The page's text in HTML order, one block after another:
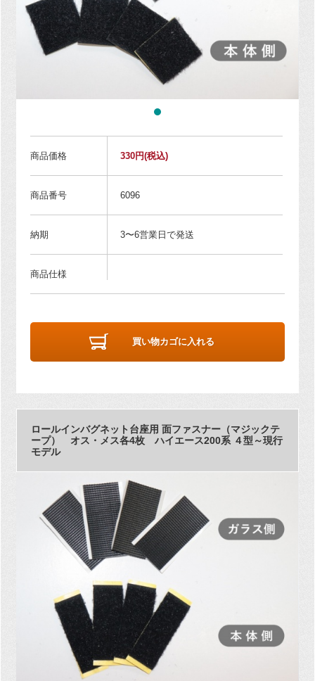
商品価格 330円(税込)
商品番号 6096
納期 3〜6営業日で発送
商品仕様
買い物カゴに入れる
ロールインバグネット台座用 面ファスナー（マジックテ
ープ） オス・メス各4枚 ハイエース200系 ４型～現行
モデル